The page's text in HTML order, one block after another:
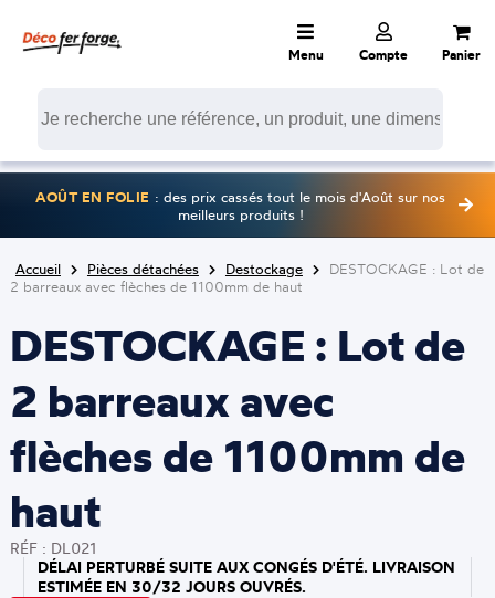
Menu Compte Panier
AOÛT EN FOLIE : des prix cassés tout le mois d'Août sur nos
meilleurs produits !
Accueil Pièces détachées Destockage
DESTOCKAGE : Lot de
2 barreaux avec flèches de 1100mm de haut
DESTOCKAGE : Lot de
2 barreaux avec
flèches de 1100mm de
haut
RÉF : DL021
DÉLAI PERTURBÉ SUITE AUX CONGÉS D'ÉTÉ. LIVRAISON
ESTIMÉE EN 30/32 JOURS OUVRÉS.